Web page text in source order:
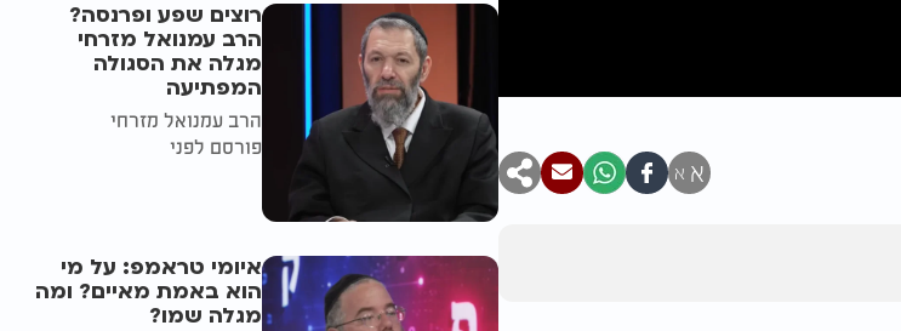
א א
רוצים שפע ופרנסה?
הרב עמנואל מזרחי
מגלה את הסגולה
המפתיעה
הרב עמנואל מזרחי
פורסם לפני
איומי טראמפ: על מי
הוא באמת מאיים? ומה
מגלה שמו?